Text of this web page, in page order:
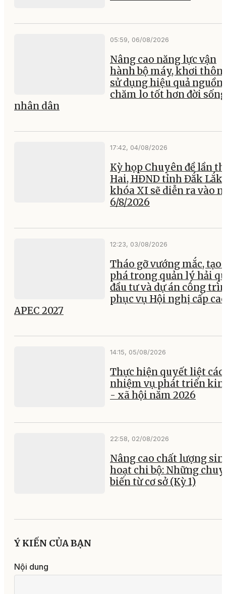
05:59, 06/08/2026
Nâng cao năng lực vận
hành bộ máy, khơi
sử dụng hiệu quả nguồn
chăm lo tốt hơn đời sống
nhân dân
17:42, 04/08/2026
Kỳ họp Chuyên đề lần
Hai, HĐND tỉnh Đắk Lắk
khóa XI sẽ diễn ra vào
6/8/2026
12:23, 03/08/2026
Tháo gỡ vướng mắc, tạo
phá trong quản lý hải
đầu tư và dự án công
phục vụ Hội nghị cấp
APEC 2027
14:15, 05/08/2026
Thực hiện quyết liệt các
nhiệm vụ phát triển
- xã hội năm 2026
22:58, 02/08/2026
Nâng cao chất lượng
hoạt chi bộ: Những
biến từ cơ sở (Kỳ 1)
Ý KIẾN CỦA BẠN
Nội dung